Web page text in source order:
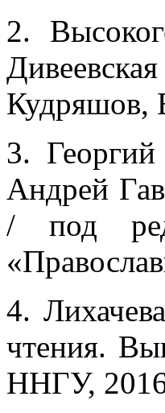
2.
Кудряшов,
3.
Андрей
/ под
4.
чтения.
ННГУ,